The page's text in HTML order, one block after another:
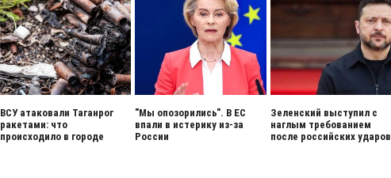
ВСУ атаковали Таганрог
ракетами: что
происходило в городе
"Мы опозорились". В ЕС
впали в истерику из-за
России
Зеленский выступил с
наглым требованием
после российских ударов